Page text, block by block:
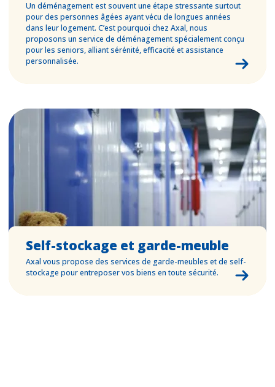
Un déménagement est souvent une étape stressante surtout
pour des personnes âgées ayant vécu de longues années
dans leur logement. C’est pourquoi chez Axal, nous
proposons un service de déménagement spécialement conçu
pour les seniors, alliant sérénité, efficacité et assistance
personnalisée.
Self-stockage et garde-meuble
Axal vous propose des services de garde-meubles et de self-
stockage pour entreposer vos biens en toute sécurité.